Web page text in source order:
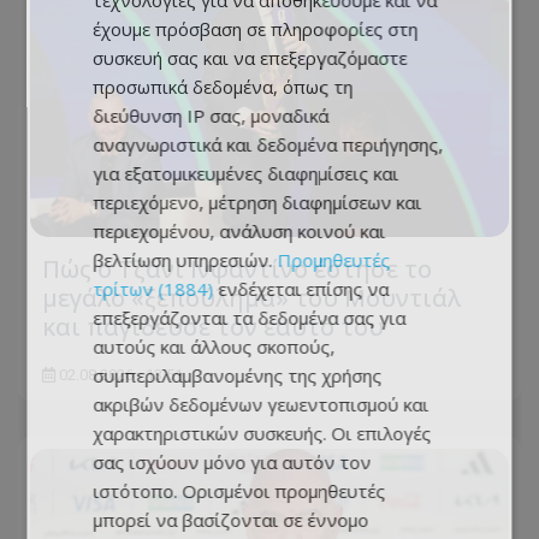
Πώς ο Τζάνι Ινφαντίνο έστησε το
μεγάλο «ξεπούλημα» του Μουντιάλ
και παγίδευσε τον εαυτό του
02.08.2026 - 13:51
έχουμε πρόσβαση σε πληροφορίες στη
συσκευή σας και να επεξεργαζόμαστε
προσωπικά δεδομένα, όπως τη
διεύθυνση IP σας, μοναδικά
αναγνωριστικά και δεδομένα περιήγησης,
για εξατομικευμένες διαφημίσεις και
περιεχόμενο, μέτρηση διαφημίσεων και
περιεχομένου, ανάλυση κοινού και
βελτίωση υπηρεσιών. Προμηθευτές
τρίτων (1884) ενδέχεται επίσης να
επεξεργάζονται τα δεδομένα σας για
αυτούς και άλλους σκοπούς,
συμπεριλαμβανομένης της χρήσης
ακριβών δεδομένων γεωεντοπισμού και
χαρακτηριστικών συσκευής. Οι επιλογές
σας ισχύουν μόνο για αυτόν τον
ιστότοπο. Ορισμένοι προμηθευτές
μπορεί να βασίζονται σε έννομο